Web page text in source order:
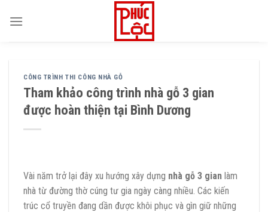
CÔNG TRÌNH THI CÔNG NHÀ GỖ
Tham khảo công trình nhà gỗ 3 gian
được hoàn thiện tại Bình Dương
Vài năm trở lại đây xu hướng xây dựng nhà gỗ 3 gian làm
nhà từ đường thờ cúng tư gia ngày càng nhiều. Các kiến
trúc cổ truyền đang dần được khôi phục và gìn giữ những